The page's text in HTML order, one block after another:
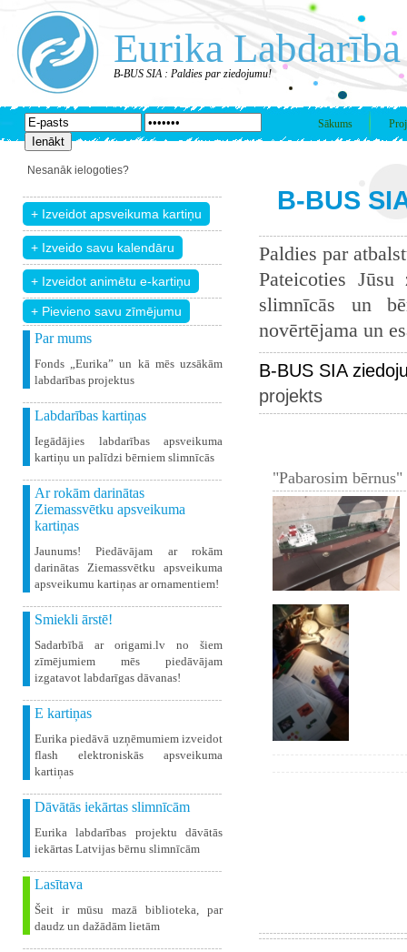
Eurika Labdarība
B-BUS SIA : Paldies par ziedojumu!
Sākums
Nesanāk ielogoties?
+ Pievieno savu zīmējumu
Par mums
Fonds „Eurika” un kā mēs uzsākām
labdarības projektus
Labdarības kartiņas
Iegādājies labdarības apsveikuma
kartiņu un palīdzi bērniem slimnīcās
Ar rokām darinātas
Ziemassvētku apsveikuma
kartiņas
Jaunums! Piedāvājam ar rokām
darinātas Ziemassvētku apsveikuma
apsveikumu kartiņas ar ornamentiem!
Smiekli ārstē!
Sadarbībā ar origami.lv no šiem
zīmējumiem mēs piedāvājam
izgatavot labdarīgas dāvanas!
E kartiņas
Eurika piedāvā uzņēmumiem izveidot
flash elektroniskās apsveikuma
kartiņas
Dāvātās iekārtas slimnīcām
Eurika labdarības projektu dāvātās
iekārtas Latvijas bērnu slimnīcām
Lasītava
Šeit ir mūsu mazā biblioteka, par
daudz un dažādām lietām
B-BUS
Paldies par
Pateicoties
slimnīcās un
novērtējama un
B-BUS SIA
projekts
"Pabarosim